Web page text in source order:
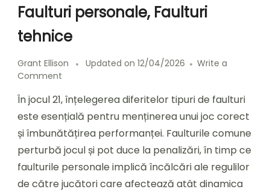
Faulturi personale, Faulturi
tehnice
Grant Ellison Updated on 12/04/2026
Write a
Comment
21:
Faulturi
comune,
Faulturi
personale,
Faulturi
tehnice
În jocul 21, înțelegerea diferitelor tipuri de faulturi
este esențială pentru menținerea unui joc corect
și îmbunătățirea performanței. Faulturile comune
perturbă jocul și pot duce la penalizări, în timp ce
faulturile personale implică încălcări ale regulilor
de către jucători care afectează atât dinamica